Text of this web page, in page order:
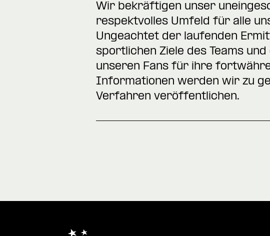
Wir bekräftigen unser
respektvolles Umfeld für alle
Ungeachtet der laufenden
sportlichen Ziele des Teams
unseren Fans für ihre
Informationen werden wir zu
Verfahren veröffentlichen.